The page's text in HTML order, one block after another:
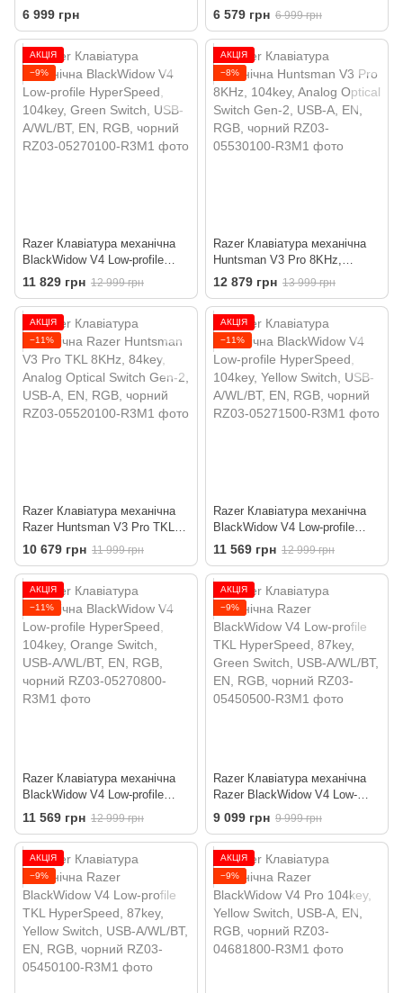
HyperSpeed Green Switch
WL/BT/USB RU RGB, Black
6 999 грн
Green Switch, USB-A, EN/RU,
RGB, чорний
6 579 грн 6 999 грн
АКЦІЯ
−9%
Razer Клавіатура механічна
BlackWidow V4 Low-profile
HyperSpeed, 104key, Green
Switch, USB-A/WL/BT, EN,
RGB, чорний
11 829 грн 12 999 грн
АКЦІЯ
−8%
Razer Клавіатура механічна
Huntsman V3 Pro 8KHz,
104key, Analog Optical Switch
Gen-2, USB-A, EN, RGB,
чорний
12 879 грн 13 999 грн
АКЦІЯ
−11%
Razer Клавіатура механічна
Razer Huntsman V3 Pro TKL
8KHz, 84key, Analog Optical
Switch Gen-2, USB-A, EN,
RGB, чорний
10 679 грн 11 999 грн
АКЦІЯ
−11%
Razer Клавіатура механічна
BlackWidow V4 Low-profile
HyperSpeed, 104key, Yellow
Switch, USB-A/WL/BT, EN,
RGB, чорний
11 569 грн 12 999 грн
АКЦІЯ
−11%
Razer Клавіатура механічна
BlackWidow V4 Low-profile
HyperSpeed, 104key, Orange
Switch, USB-A/WL/BT, EN,
RGB, чорний
11 569 грн 12 999 грн
АКЦІЯ
−9%
Razer Клавіатура механічна
Razer BlackWidow V4 Low-
profile TKL HyperSpeed, 87key,
Green Switch, USB-A/WL/BT,
EN, RGB, чорний
9 099 грн 9 999 грн
АКЦІЯ
−9%
АКЦІЯ
−9%